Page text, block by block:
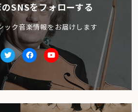
SNSをフォローする
ック音楽情報をお届けします
TwitterfacebookYoutube